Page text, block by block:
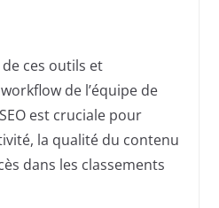
ces outils et
de l’équipe de
est cruciale pour
la qualité du contenu
dans les classements